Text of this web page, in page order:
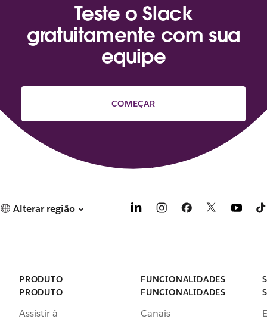
Teste o Slack
gratuitamente com sua
equipe
COMEÇAR
Alterar região
PRODUTO
PRODUTO
Assistir à
FUNCIONALIDADES
FUNCIONALIDADES
Canais